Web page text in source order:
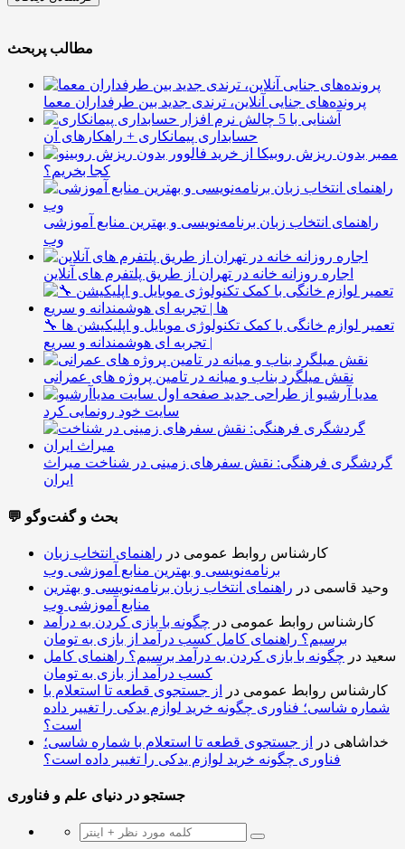
مطالب پربحث
پرونده‌های جنایی آنلاین، ترندی جدید بین طرفداران معما
آشنایی با 5 چالش
حسابداری پیمانکاری + راهکارهای آن
ممبر بدون ریزش روبیکا از
کجا بخریم؟
راهنمای انتخاب زبان برنامه‌نویسی و بهترین منابع آموزشی
وب
اجاره روزانه خانه در تهران از طریق پلتفرم های آنلاین
🔧 تعمیر لوازم خانگی با کمک تکنولوژی موبایل و اپلیکیشن ها
| تجربه ای هوشمندانه و سریع
نقش میلگرد بناب و میانه در تامین پروژه های عمرانی
مدیا آرشیو از طراحی جدید
سایت خود رونمایی کرد
گردشگری فرهنگی: نقش سفرهای زمینی در شناخت میراث
ایران
💬 بحث و گفت‌وگو
کارشناس روابط عمومی در راهنمای انتخاب زبان
برنامه‌نویسی و بهترین منابع آموزشی وب
وحید قاسمی در راهنمای انتخاب زبان برنامه‌نویسی و بهترین
منابع آموزشی وب
کارشناس روابط عمومی در چگونه با بازی کردن به درآمد
برسیم؟ راهنمای کامل کسب درآمد از بازی به تومان
سعید در چگونه با بازی کردن به درآمد برسیم؟ راهنمای کامل
کسب درآمد از بازی به تومان
کارشناس روابط عمومی در
از جستجوی قطعه تا استعلام با
شماره شاسی؛ فناوری چگونه خرید لوازم یدکی را تغییر داده
است؟
خداشاهی در
از جستجوی قطعه تا استعلام با شماره شاسی؛
فناوری چگونه خرید لوازم یدکی را تغییر داده است؟
جستجو در دنیای علم و فناوری